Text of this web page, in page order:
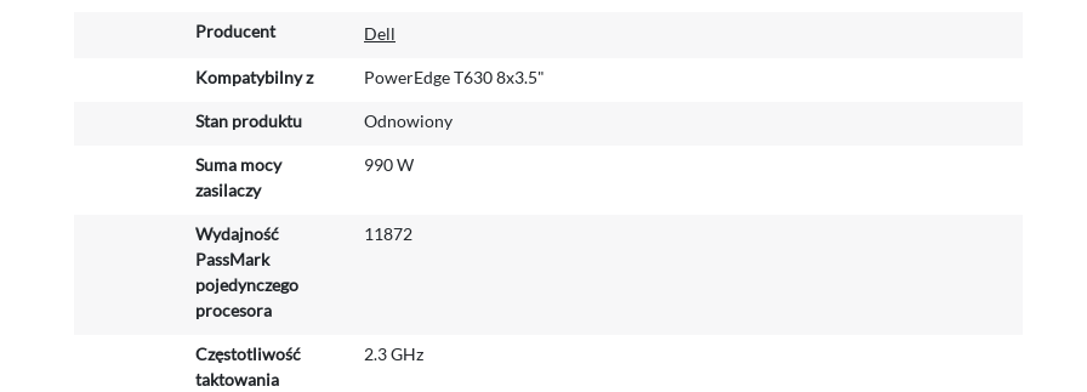
Producent Dell
Kompatybilny z PowerEdge T630 8x3.5"
Stan produktu Odnowiony
Suma mocy
zasilaczy
990 W
Wydajność
PassMark
pojedynczego
procesora
11872
Częstotliwość
taktowania
2.3 GHz